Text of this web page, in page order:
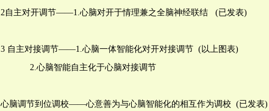
2 自主对开调节——1. 心脑对开于情理兼之全脑神经联结 (已发表)
3 自主对接调节——1. 心脑一体智能化对开对接调节 (以上图表)
2. 心脑智能自主化于心脑对接调节
心脑调节到位调校——心意善为与心脑智能化的相互作为调校 (已发表)